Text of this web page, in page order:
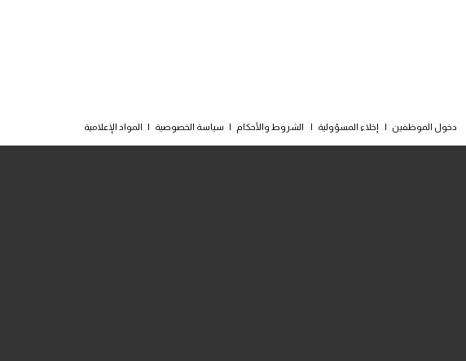
دخول الموظفين | إخلاء المسؤولية | الشروط والأحكام | سياسة الخصوصية | المواد الإعلامية